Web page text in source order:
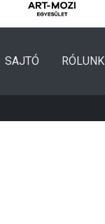
SAJTÓ RÓLUNK